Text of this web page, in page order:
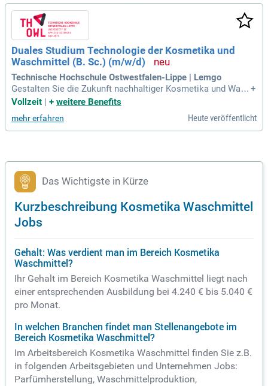
Duales Studium Technologie der Kosmetika und
Waschmittel (B. Sc.) (m/w/d)
Technische Hochschule Ostwestfalen-Lippe | Lemgo
Gestalten Sie die Zukunft nachhaltiger Kosmetika und Wasc
hmittel mit unserem einzigartigen Bachelorstudiengang „Te
duale Studiengang vermittelt Ihnen wertvolle natur- und inge
nieurwissenschaftliche Kompetenzen. Sie lernen alles über i
en wie Kosmetikherstellung, Chemie und Physik. Außerdem
werden wichtige Aspekte der Physiologie und Anatomie der
Haut behandelt. Starten Sie Ihre Karriere in einer zukunftsori
+
Vollzeit
+ weitere Benefits
mehr erfahren Heute veröffentlicht
Das Wichtigste in Kürze
Kurzbeschreibung Kosmetika Waschmittel
Jobs
Gehalt: Was verdient man im Bereich Kosmetika
Waschmittel?
Ihr Gehalt im Bereich Kosmetika Waschmittel liegt nach
einer entsprechenden Ausbildung bei 4.240 € bis 5.040 €
pro Monat.
In welchen Branchen findet man Stellenangebote im
Bereich Kosmetika Waschmittel?
Im Arbeitsbereich Kosmetika Waschmittel finden Sie z.B.
in folgenden Arbeitsgebieten und Unternehmen Jobs:
Parfümherstellung, Waschmittelproduktion,